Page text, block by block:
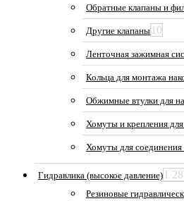
Обратные клапаны и
Другие клапаны 10
Ленточная зажимная
Кольца для монтажа
Обжимные втулки для
Хомуты и крепления
Хомуты для соединения
Гидравлика (высокое давление) 1
Резиновые